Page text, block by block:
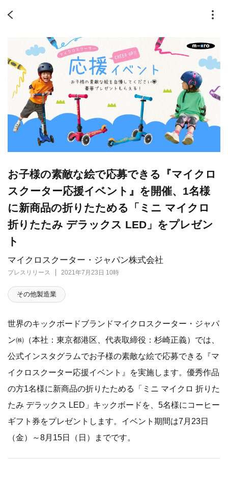
マイクロスクーター・ジャパン株式会社
プレスリリース 2021年7月23日 10時
お子様の素敵な絵で応募できる『マイクロ
スクーター応援イベント』を開催、1名様
に新商品の折りたためる「ミニ マイクロ
折りたたみ デラックス LED」をプレゼン
ト
その他製造業
​世界のキックボードブランドマイクロスクーター・ジャパ
ン㈱（本社：東京都港区、代表取締役：杉崎正義）では、
公式インスタグラムでお子様の素敵な絵で応募できる『マ
イクロスクーター応援イベント』を実施します。優秀作品
の方1名様に新商品の折りたためる「ミニ マイクロ 折りた
たみ デラックス LED」キックボードを、5名様にコーヒー
ギフト券をプレゼントします。イベント期間は7月23日
（金）～8月15日（日）までです。